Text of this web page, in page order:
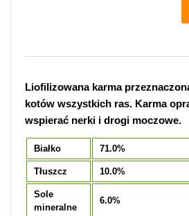
Liofilizowana karma
kotów wszystkich ras. Karma
wspierać nerki i drogi moczowe.
Białko 71.0%
Tłuszcz 10.0%
Sole
mineralne
6.0%